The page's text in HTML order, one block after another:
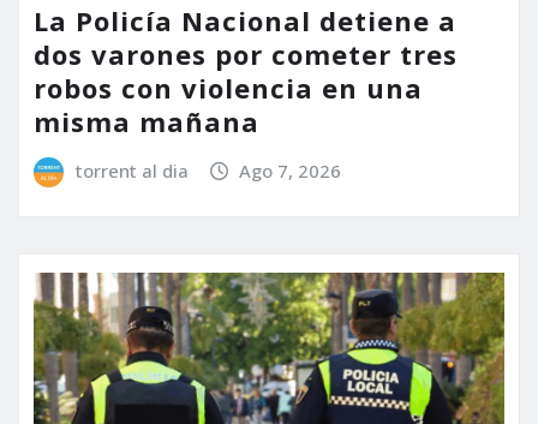
La Policía Nacional detiene a
dos varones por cometer tres
robos con violencia en una
misma mañana
torrent al dia Ago 7, 2026